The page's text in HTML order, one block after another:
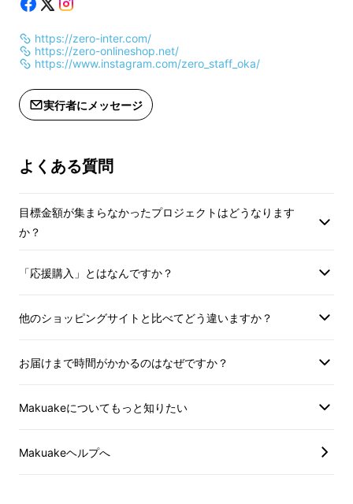
サスティナブルな未来を広げる
チスエードを使い、人にも地球にも優しい素材
様に
滑らかで高級感のある
心地を実現する
デザインについて
https://zero-inter.com/
https://zero-onlineshop.net/
https://www.instagram.com/zero_staff_oka/
実行者にメッセージ
よくある質問
目標金額が集まらなかったプロジェクトはどうなります
か？
「応援購入」とはなんですか？
他のショッピングサイトと比べてどう違いますか？
お届けまで時間がかかるのはなぜですか？
Makuakeについてもっと知りたい
Makuakeヘルプへ